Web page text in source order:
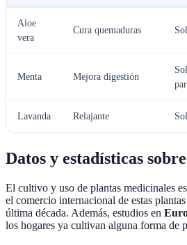
Aloe
vera
Cura quemaduras
Menta Mejora digestión
Lavanda Relajante
Datos y estadísticas
El cultivo y uso de plantas medicinales
el comercio internacional de estas
última década. Además, estudios en
los hogares ya cultivan alguna forma de